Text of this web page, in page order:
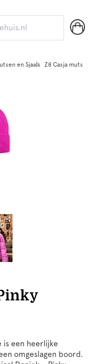
en Sjaals Z8 Casja muts
is een heerlijke
omgeslagen boord.